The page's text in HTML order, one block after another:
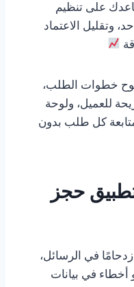
على تنظيم
وتقليل الاعتماد
خطوات الطلب،
للعميل، ولوحة
كل طلب بدون
تطبيق حجز
في الرسائل،
أخطاء في بيانات